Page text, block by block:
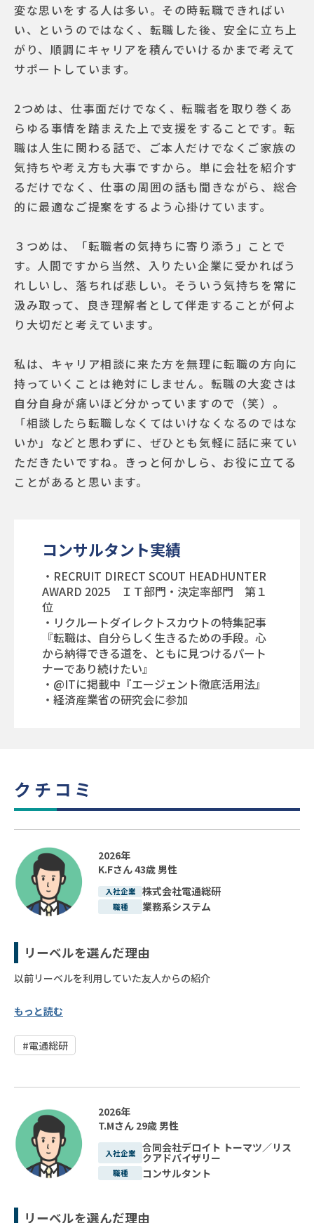
変な思いをする人は多い。その時転職できればい
い、というのではなく、転職した後、安全に立ち上
がり、順調にキャリアを積んでいけるかまで考えて
サポートしています。
2つめは、仕事面だけでなく、転職者を取り巻くあ
らゆる事情を踏まえた上で支援をすることです。転
職は人生に関わる話で、ご本人だけでなくご家族の
気持ちや考え方も大事ですから。単に会社を紹介す
るだけでなく、仕事の周囲の話も聞きながら、総合
的に最適なご提案をするよう心掛けています。
３つめは、「転職者の気持ちに寄り添う」ことで
す。人間ですから当然、入りたい企業に受かればう
れしいし、落ちれば悲しい。そういう気持ちを常に
汲み取って、良き理解者として伴走することが何よ
り大切だと考えています。
私は、キャリア相談に来た方を無理に転職の方向に
持っていくことは絶対にしません。転職の大変さは
自分自身が痛いほど分かっていますので（笑）。
「相談したら転職しなくてはいけなくなるのではな
いか」などと思わずに、ぜひとも気軽に話に来てい
ただきたいですね。きっと何かしら、お役に立てる
ことがあると思います。
コンサルタント実績
・ RECRUIT DIRECT SCOUT HEADHUNTER
AWARD 2025 ＩＴ部門・決定率部門 第１
位
・ リクルートダイレクトスカウトの特集記事
『転職は、自分らしく生きるための手段。心
から納得できる道を、ともに見つけるパート
ナーであり続けたい』
・ @ITに掲載中『エージェント徹底活用法』
・ 経済産業省の研究会に参加
クチコミ
2026年
K.Fさん43歳 男性
入社企業 株式会社電通総研
職種 業務系システム
リーベルを選んだ理由
以前リーベルを利用していた友人からの紹介
もっと読む
#電通総研
2026年
T.Mさん 29歳男性
入社企業 合同会社デロイト トーマツ／リス
クアドバイザリー
職種 コンサルタント
リーベルを選んだ理由